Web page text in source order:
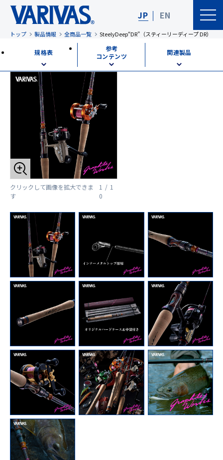
JP EN
トップ 製品情報 全商品一覧 SteelyDeep“DR”（スティーリーディープ DR）
規格表
参考
コンテンツ
関連製品
クリックして画像を拡大できま
す
1 / 1
0